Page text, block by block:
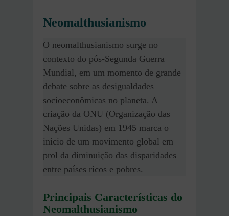
Neomalthusianismo
O neomalthusianismo surge no
contexto do pós-Segunda Guerra
Mundial, em um momento de grande
debate sobre as desigualdades
socioeconômicas no planeta. A
criação da ONU (Organização das
Nações Unidas) em 1945 marca o
início de um movimento global em
prol da diminuição das disparidades
entre países ricos e pobres.
Principais Características do
Neomalthusianismo